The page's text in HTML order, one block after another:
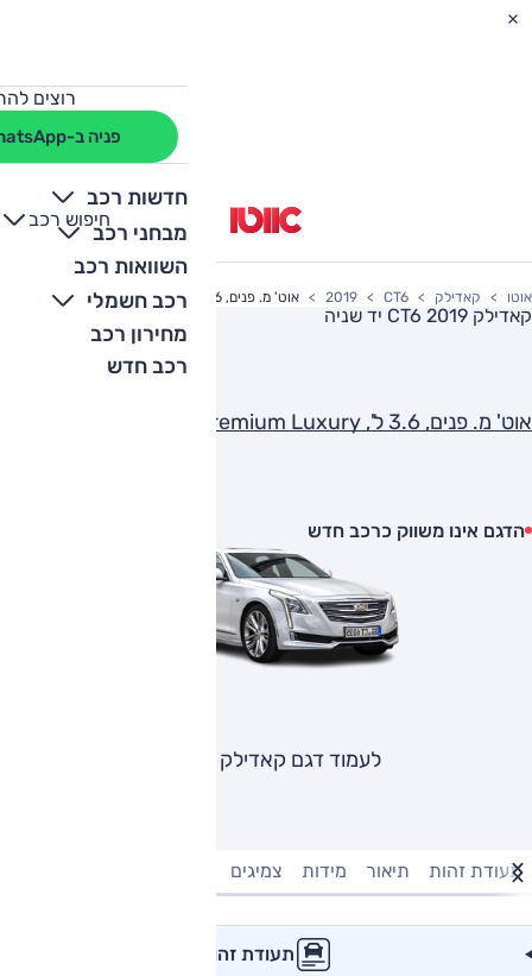
רוצים
פניה ב-WhatsApp
חדשות רכב
מבחני רכב
השוואות רכב
רכב חשמלי
מחירון רכב
רכב חדש
חיפוש רכב
+
-
אוטו קאדילק CT6
2019 אוט' מ. פנים, 3.6 ל', Premium Luxury
קאדילק CT6 2019 יד שניה
אוט' מ. פנים, 3.6 ל', Premium Luxury
הדגם אינו משווק כרכב חדש
לעמוד דגם קאדילק CT6
תעודת זהות תיאור מידות צמיגים
תעודת זהות